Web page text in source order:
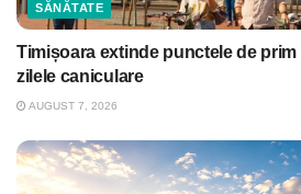
SĂNĂTATE
Timișoara extinde punctele de
zilele caniculare
AUGUST 7, 2026